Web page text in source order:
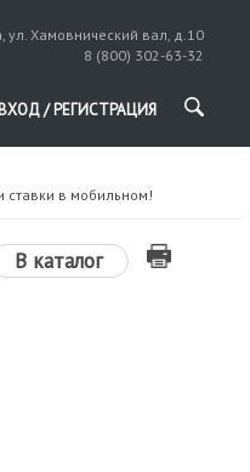
ул. Хамовнический вал, д.10
8 (800) 302-63-32
ВХОД / РЕГИСТРАЦИЯ
ставки в мобильном!
В каталог